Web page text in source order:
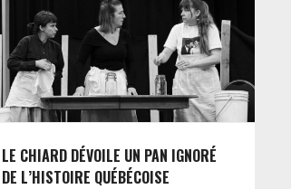
LE CHIARD DÉVOILE UN PAN IGNORÉ
DE L’HISTOIRE QUÉBÉCOISE